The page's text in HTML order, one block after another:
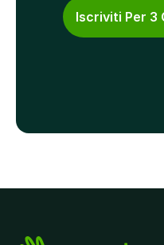
Iscriviti Per 3